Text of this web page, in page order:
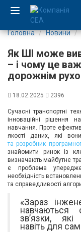
RU
Компанія
Каталог
Послуги
Новини
Вакансії
Головна Новини
Як ШІ може
– і чому це
дорожнім
18.02.2025 2396
Сучасні транспортні
інноваційні рішення
навчання. Проте
якості даних, які
та розробник
знайомити ринок із
визначають майбутнє
є проблема
необхідність
та справедливості
«Зараз
навчаються
зв’язки,
навіть для